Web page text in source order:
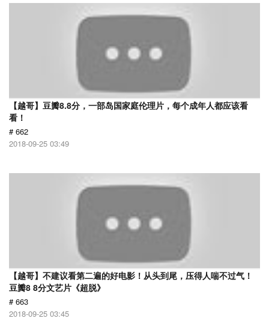
【越哥】豆瓣8.8分，一部岛国家庭伦理片，每个成年人都应该看
看！
# 662
2018-09-25 03:49
【越哥】不建议看第二遍的好电影！从头到尾，压得人喘不过气！
豆瓣8 8分文艺片《超脱》
# 663
2018-09-25 03:45